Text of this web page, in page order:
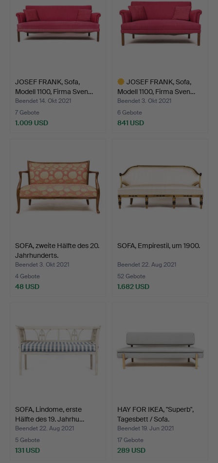
JOSEF FRANK, Sofa,
Modell 1100, Firma Sven…
Beendet 14. Okt 2021
7 Gebote
1.009 USD
JOSEF FRANK, Sofa,
Modell 1100, Firma Sven…
Beendet 3. Okt 2021
6 Gebote
841 USD
SOFA, zweite Hälfte des 20.
Jahrhunderts.
Beendet 3. Okt 2021
4 Gebote
48 USD
SOFA, Empirestil, um 1900.
Beendet 22. Aug 2021
52 Gebote
1.682 USD
SOFA, Lindome, erste
Hälfte des 19. Jahrhu…
Beendet 22. Aug 2021
5 Gebote
131 USD
HAY FOR IKEA, "Superb",
Tagesbett / Sofa.
Beendet 19. Jun 2021
17 Gebote
289 USD